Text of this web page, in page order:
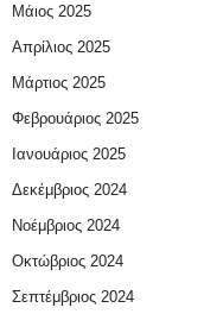
Μάιος 2025
Απρίλιος 2025
Μάρτιος 2025
Φεβρουάριος 2025
Ιανουάριος 2025
Δεκέμβριος 2024
Νοέμβριος 2024
Οκτώβριος 2024
Σεπτέμβριος 2024